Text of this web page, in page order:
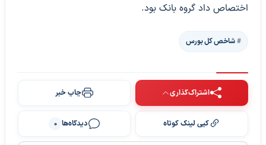
اختصاص داد گروه بانک بود.
شاخص کل بورس
اشتراک‌گذاری چاپ خبر
کپی لینک کوتاه دیدگاه‌ها 0